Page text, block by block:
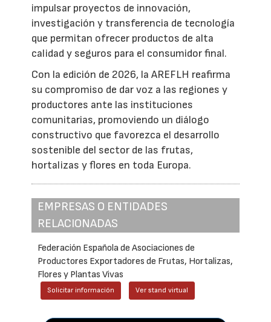
impulsar proyectos de innovación,
investigación y transferencia de tecnología
que permitan ofrecer productos de alta
calidad y seguros para el consumidor final.
Con la edición de 2026, la AREFLH reafirma
su compromiso de dar voz a las regiones y
productores ante las instituciones
comunitarias, promoviendo un diálogo
constructivo que favorezca el desarrollo
sostenible del sector de las frutas,
hortalizas y flores en toda Europa.
EMPRESAS O ENTIDADES
RELACIONADAS
Federación Española de Asociaciones de
Productores Exportadores de Frutas, Hortalizas,
Flores y Plantas Vivas
Solicitar información Ver stand virtual